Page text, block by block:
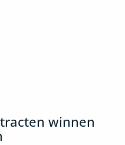
winnen